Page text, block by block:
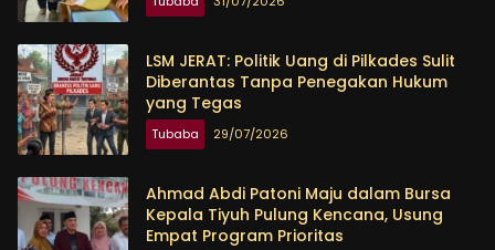
LSM JERAT: Politik Uang di Pilkades Sulit
Diberantas Tanpa Penegakan Hukum
yang Tegas
Tubaba 29/07/2026
Ahmad Abdi Patoni Maju dalam Bursa
Kepala Tiyuh Pulung Kencana, Usung
Empat Program Prioritas